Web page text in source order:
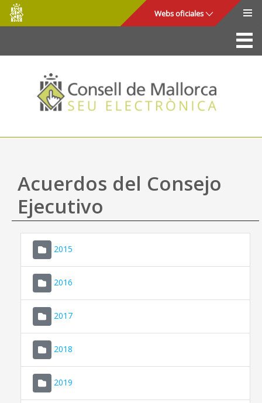
Saltar al contenido principal
Consell
de
Mallorca
Webs oficiales
La Sede
Consejo de Mallorca
Acceso y seguridad
Utilidades
Mapa web
Ayuda
Acuerdos del Consejo
Ejecutivo
2015
2016
2017
2018
2019